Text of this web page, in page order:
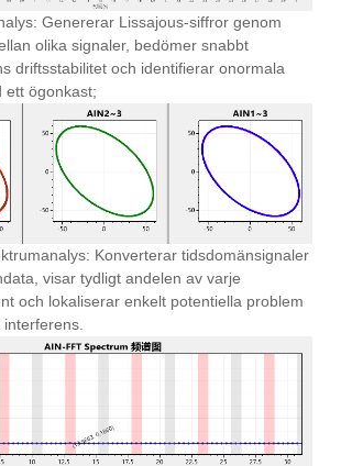
Genererar Lissajous-siffror genom
olika signaler, bedömer snabbt
driftsstabilitet och identifierar onormala
ett ögonkast;
Konverterar tidsdomänsignaler
visar tydligt andelen av varje
och lokaliserar enkelt potentiella problem